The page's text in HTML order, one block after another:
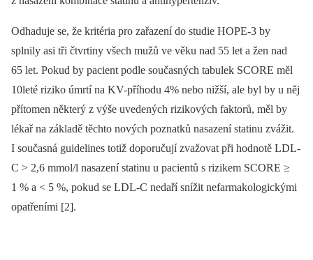
Odhaduje se, že kritéria pro zařazení do studie HOPE-3 by
splnily asi tři čtvrtiny všech mužů ve věku nad 55 let a žen nad
65 let. Pokud by pacient podle současných tabulek SCORE měl
10leté riziko úmrtí na KV-příhodu 4% nebo nižší, ale byl by u něj
přítomen některý z výše uvedených rizikových faktorů, měl by
lékař na základě těchto nových poznatků nasazení statinu zvážit.
I současná guidelines totiž doporučují zvažovat při hodnotě LDL-
C > 2,6 mmol/l nasazení statinu u pacientů s rizikem SCORE ≥
1 % a < 5 %, pokud se LDL-C nedaří snížit nefarmakologickými
opatřeními [2].